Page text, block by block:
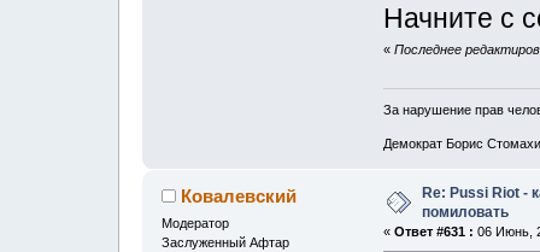
Начните с
« Последнее
За нарушение прав
Демократ Борис
Ковалевский
Модератор
Заслуженный Афтар
Re: Pussi Riot -
помиловать
« Ответ #631 : 06 Июнь,